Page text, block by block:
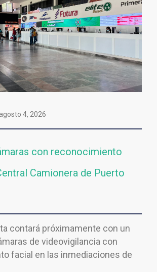
agosto 4, 2026
con reconocimiento
Camionera de Puerto
contará próximamente con un
de videovigilancia con
facial en las inmediaciones de